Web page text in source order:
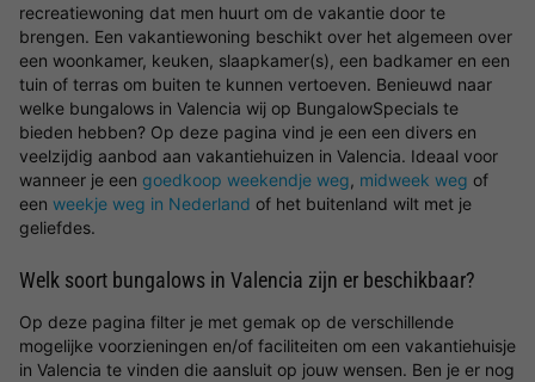
recreatiewoning dat men huurt om de vakantie door te
brengen. Een vakantiewoning beschikt over het algemeen over
een woonkamer, keuken, slaapkamer(s), een badkamer en een
tuin of terras om buiten te kunnen vertoeven. Benieuwd naar
welke bungalows in Valencia wij op BungalowSpecials te
bieden hebben? Op deze pagina vind je een een divers en
veelzijdig aanbod aan vakantiehuizen in Valencia. Ideaal voor
wanneer je een goedkoop weekendje weg, midweek weg of
een weekje weg in Nederland of het buitenland wilt met je
geliefdes.
Welk soort bungalows in Valencia zijn er beschikbaar?
Op deze pagina filter je met gemak op de verschillende
mogelijke voorzieningen en/of faciliteiten om een vakantiehuisje
in Valencia te vinden die aansluit op jouw wensen. Ben je er nog